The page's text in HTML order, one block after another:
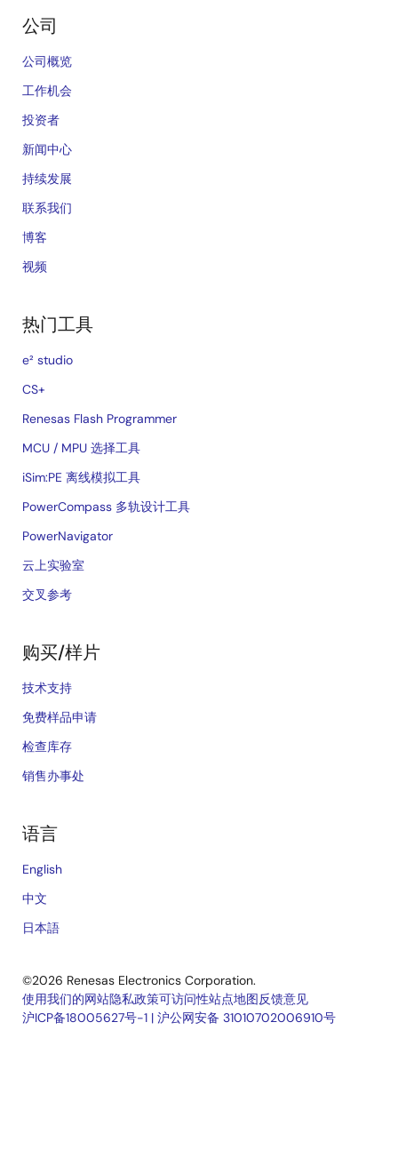
公司
公司概览
工作机会
投资者
新闻中心
持续发展
联系我们
博客
视频
热门工具
e² studio
CS+
Renesas Flash Programmer
MCU / MPU 选择工具
iSim:PE 离线模拟工具
PowerCompass 多轨设计工具
PowerNavigator
云上实验室
交叉参考
购买/样片
技术支持
免费样品申请
检查库存
销售办事处
语言
English
中文
日本語
©2026 Renesas Electronics Corporation.
Legal
使用我们的网站隐私政策可访问性站点地图反馈意见
沪ICP备18005627号-1 | 沪公网安备 31010702006910号